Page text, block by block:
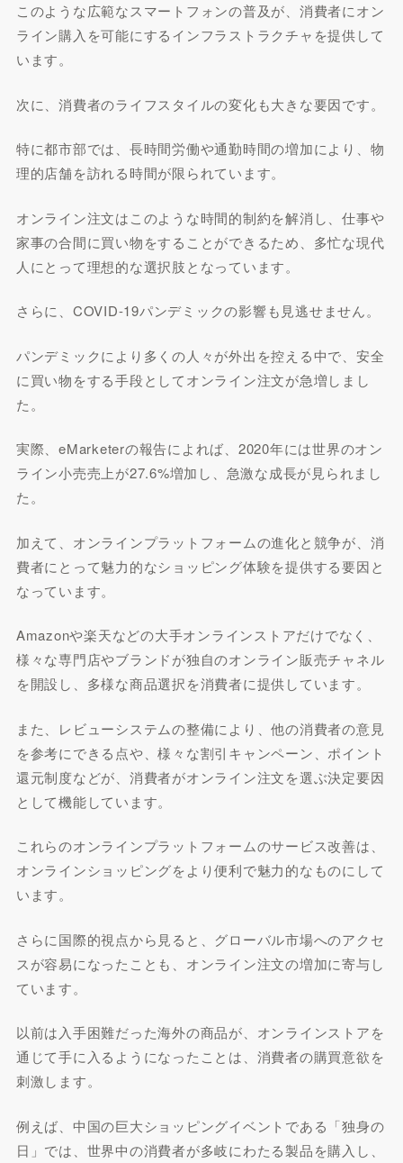
このような広範なスマートフォンの普及が、消費者にオン
ライン購入を可能にするインフラストラクチャを提供して
います。
次に、消費者のライフスタイルの変化も大きな要因です。
特に都市部では、長時間労働や通勤時間の増加により、物
理的店舗を訪れる時間が限られています。
オンライン注文はこのような時間的制約を解消し、仕事や
家事の合間に買い物をすることができるため、多忙な現代
人にとって理想的な選択肢となっています。
さらに、COVID-19パンデミックの影響も見逃せません。
パンデミックにより多くの人々が外出を控える中で、安全
に買い物をする手段としてオンライン注文が急増しまし
た。
実際、eMarketerの報告によれば、2020年には世界のオン
ライン小売売上が27.6%増加し、急激な成長が見られまし
た。
加えて、オンラインプラットフォームの進化と競争が、消
費者にとって魅力的なショッピング体験を提供する要因と
なっています。
Amazonや楽天などの大手オンラインストアだけでなく、
様々な専門店やブランドが独自のオンライン販売チャネル
を開設し、多様な商品選択を消費者に提供しています。
また、レビューシステムの整備により、他の消費者の意見
を参考にできる点や、様々な割引キャンペーン、ポイント
還元制度などが、消費者がオンライン注文を選ぶ決定要因
として機能しています。
これらのオンラインプラットフォームのサービス改善は、
オンラインショッピングをより便利で魅力的なものにして
います。
さらに国際的視点から見ると、グローバル市場へのアクセ
スが容易になったことも、オンライン注文の増加に寄与し
ています。
以前は入手困難だった海外の商品が、オンラインストアを
通じて手に入るようになったことは、消費者の購買意欲を
刺激します。
例えば、中国の巨大ショッピングイベントである「独身の
日」では、世界中の消費者が多岐にわたる製品を購入し、